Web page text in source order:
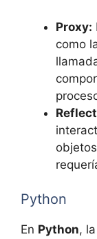
Proxy:
como
Python
En Python,